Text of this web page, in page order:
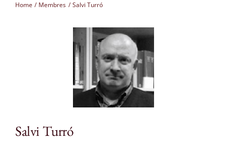
Home Membres Salvi Turró
Salvi Turró